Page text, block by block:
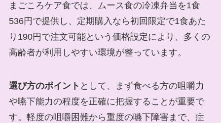
まごころケア食では、ムース食の冷凍弁当を1食
536円で提供し、定期購入なら初回限定で1食あた
り190円で注文可能という価格設定により、多くの
高齢者が利用しやすい環境が整っています。
選び方のポイント として、まず食べる方の咀嚼力
や嚥下能力の程度を正確に把握することが重要で
す。軽度の咀嚼困難から重度の嚥下障害まで、症